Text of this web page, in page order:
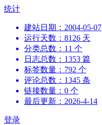
跳
统计
建站日期：2004-05-07
运行天数：8126 天
分类总数：11 个
日志总数：1353 篇
标签数量：792 个
评论总数：1345 条
链接数量：0 个
最后更新：2026-4-14
登录